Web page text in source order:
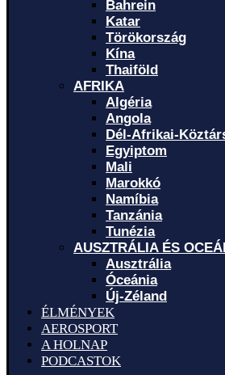
Bahrein
Katar
Törökország
Kína
Thaiföld
AFRIKA
Algéria
Angola
Dél-Afrikai-
Egyiptom
Mali
Marokkó
Namíbia
Tanzánia
Tunézia
AUSZTRÁLIA ÉS
Ausztrália
Óceánia
Új-Zéland
ÉLMÉNYEK
AEROSPORT
A HOLNAP
PODCASTOK